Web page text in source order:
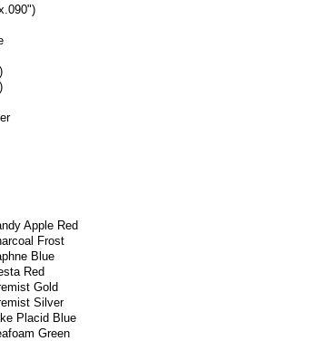
Apple Red
Frost
Blue
Red
Gold
Silver
Placid Blue
Green